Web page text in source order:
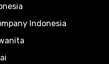
Indonesia